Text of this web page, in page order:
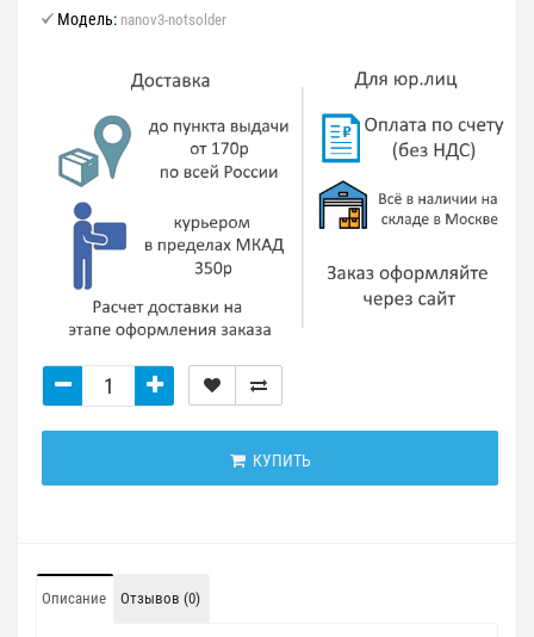
Модель: nanov3-notsolder
КУПИТЬ
Описание Отзывов (0)